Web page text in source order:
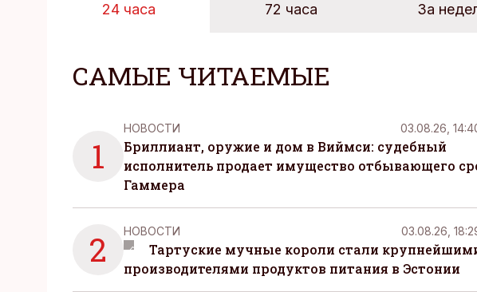
24 часа 72 часа За
САМЫЕ ЧИТАЕМЫЕ
1
НОВОСТИ 03.08.26,
Бриллиант, оружие и дом в Виймси: судебный
исполнитель продает имущество отбывающего
Гаммера
2 НОВОСТИ 03.08.26,
Тартуские мучные короли стали
производителями продуктов питания в Эстонии